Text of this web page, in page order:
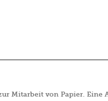
Mitarbeit von Papier. Eine